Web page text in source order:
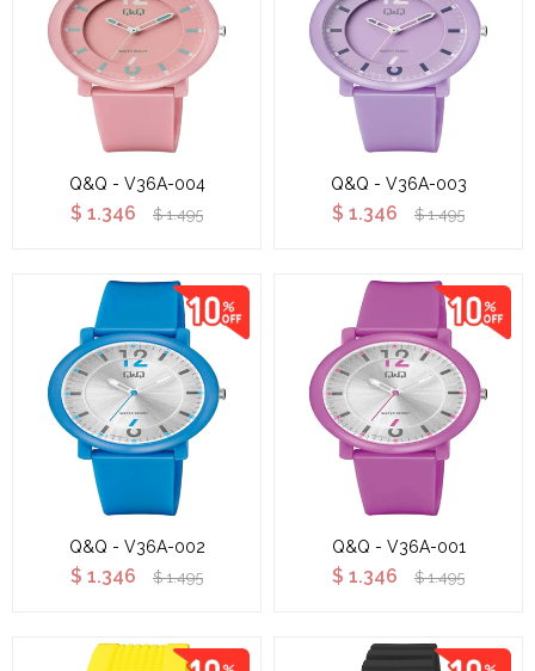
Q&Q - V36A-004
$ 1.346 $ 1.495
Q&Q - V36A-003
$ 1.346 $ 1.495
Q&Q - V36A-002
$ 1.346 $ 1.495
Q&Q - V36A-001
$ 1.346 $ 1.495